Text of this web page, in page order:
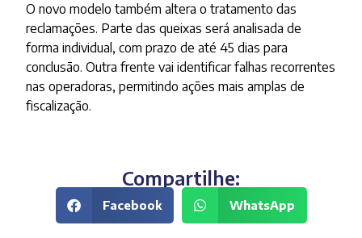
O novo modelo também altera o tratamento das
reclamações. Parte das queixas será analisada de
forma individual, com prazo de até 45 dias para
conclusão. Outra frente vai identificar falhas recorrentes
nas operadoras, permitindo ações mais amplas de
fiscalização.
Compartilhe:
Facebook WhatsApp